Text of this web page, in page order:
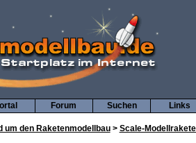
Links
Suchen
Forum
um den Raketenmodellbau> Scale-